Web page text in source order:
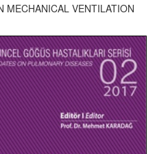
MECHANICAL VENTILATION